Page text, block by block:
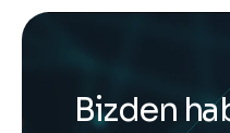
Bizden